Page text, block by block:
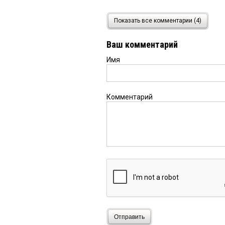
ART_ME 3 октября 2017 в
Имитация бурной
продукции на волне
Показать все комментарии (4)
Ваш комментарий
Имя
Комментарий
Отправить